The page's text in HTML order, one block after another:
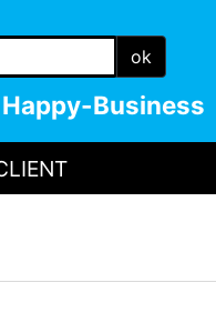
ok
Happy-Business